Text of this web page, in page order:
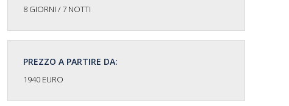
8 GIORNI / 7 NOTTI
PREZZO A PARTIRE DA:
1940 EURO